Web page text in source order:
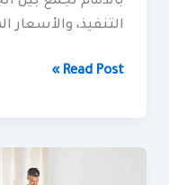
التنفيذ، والأسعار
Read Post »